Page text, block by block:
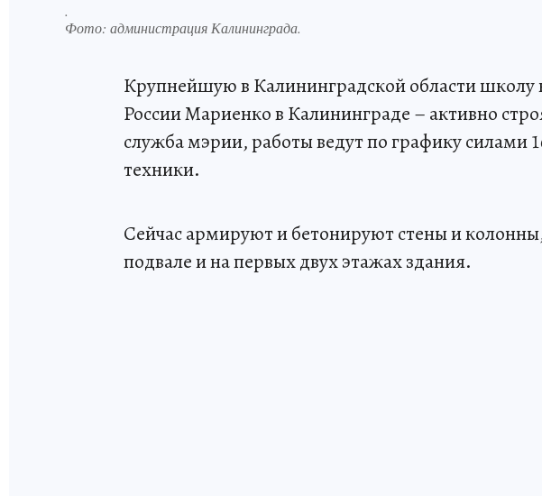
.
Фото: администрация Калининграда.
Крупнейшую в Калининградской области школу
России Мариенко в Калининграде – активно
служба мэрии, работы ведут по графику силами
техники.
Сейчас армируют и бетонируют стены и
подвале и на первых двух этажах здания.